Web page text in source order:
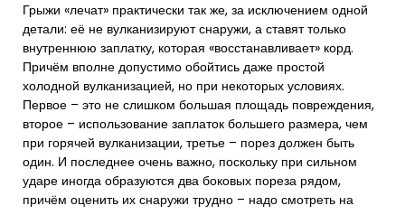
Грыжи «лечат» практически так же, за исключением одной
детали: её не вулканизируют снаружи, а ставят только
внутреннюю заплатку, которая «восстанавливает» корд.
Причём вполне допустимо обойтись даже простой
холодной вулканизацией, но при некоторых условиях.
Первое – это не слишком большая площадь повреждения,
второе – использование заплаток большего размера, чем
при горячей вулканизации, третье – порез должен быть
один. И последнее очень важно, поскольку при сильном
ударе иногда образуются два боковых пореза рядом,
причём оценить их снаружи трудно – надо смотреть на